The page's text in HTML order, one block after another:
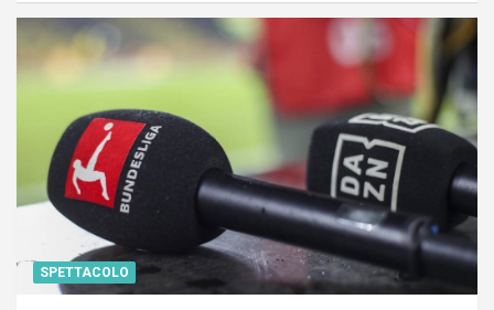
SPETTACOLO